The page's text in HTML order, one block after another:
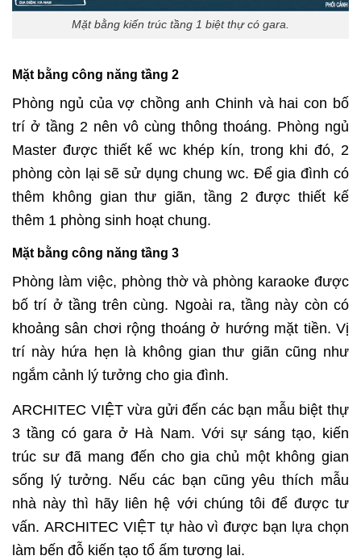
Mặt bằng kiến trúc tầng 1 biệt thự có gara.
Mặt bằng công năng tầng 2
Phòng ngủ của vợ chồng anh Chinh và hai con bố
trí ở tầng 2 nên vô cùng thông thoáng. Phòng ngủ
Master được thiết kế wc khép kín, trong khi đó, 2
phòng còn lại sẽ sử dụng chung wc. Để gia đình có
thêm không gian thư giãn, tầng 2 được thiết kế
thêm 1 phòng sinh hoạt chung.
Mặt bằng công năng tầng 3
Phòng làm việc, phòng thờ và phòng karaoke được
bố trí ở tầng trên cùng. Ngoài ra, tầng này còn có
khoảng sân chơi rộng thoáng ở hướng mặt tiền. Vị
trí này hứa hẹn là không gian thư giãn cũng như
ngắm cảnh lý tưởng cho gia đình.
ARCHITEC VIỆT vừa gửi đến các bạn mẫu biệt thự
3 tầng có gara ở Hà Nam. Với sự sáng tạo, kiến
trúc sư đã mang đến cho gia chủ một không gian
sống lý tưởng. Nếu các bạn cũng yêu thích mẫu
nhà này thì hãy liên hệ với chúng tôi để được tư
vấn. ARCHITEC VIỆT tự hào vì được bạn lựa chọn
làm bến đỗ kiến tạo tổ ấm tương lai.